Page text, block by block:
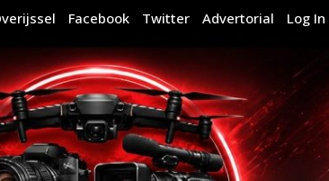
Facebook Twitter Advertorial Log In